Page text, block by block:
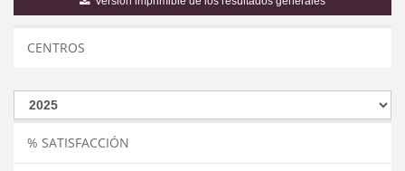
CENTROS
% SATISFACCIÓN